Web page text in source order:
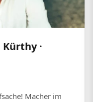
·
Macher im